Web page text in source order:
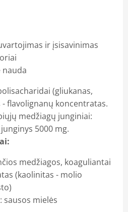
ir įsisavinimas
nauda
(gliukanas,
flavolignanų koncentratas.
medžiagų junginiai:
5000 mg.
medžiagos, koaguliantai
(kaolinitas - molio
sausos mielės